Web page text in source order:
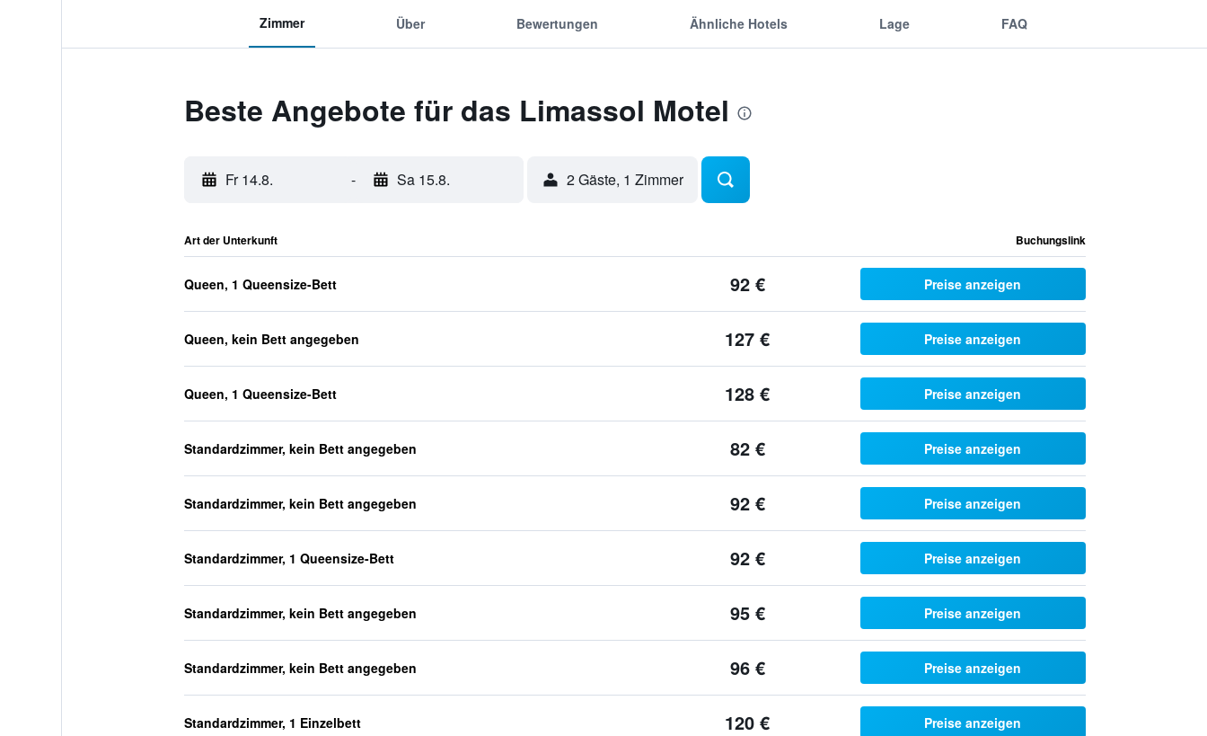
Zimmer Über Bewertungen Ähnliche Hotels Lage FAQ
Beste Angebote für das Limassol Motel
Fr 14.8. - Sa 15.8. 2 Gäste, 1 Zimmer
Art der Unterkunft Buchungslink
Queen, 1 Queensize-Bett 92 € Preise anzeigen
Queen, kein Bett angegeben 127 € Preise anzeigen
Queen, 1 Queensize-Bett 128 € Preise anzeigen
Standardzimmer, kein Bett angegeben 82 € Preise anzeigen
Standardzimmer, kein Bett angegeben 92 € Preise anzeigen
Standardzimmer, 1 Queensize-Bett 92 € Preise anzeigen
Standardzimmer, kein Bett angegeben 95 € Preise anzeigen
Standardzimmer, kein Bett angegeben 96 € Preise anzeigen
Standardzimmer, 1 Einzelbett 120 € Preise anzeigen